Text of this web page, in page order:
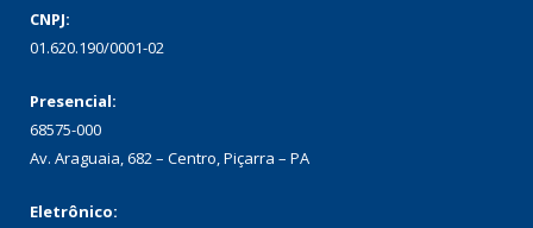
CNPJ:
01.620.190/0001-02
Presencial:
68575-000
Av. Araguaia, 682 – Centro, Piçarra – PA
Eletrônico: